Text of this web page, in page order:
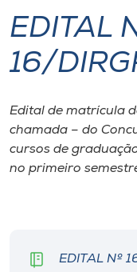
I.nova
Diplomados
Cultura
Biblioteca
EDITAL
16/
Edital de matrícula
chamada – do
cursos de
no primeiro
EDITAL Nº